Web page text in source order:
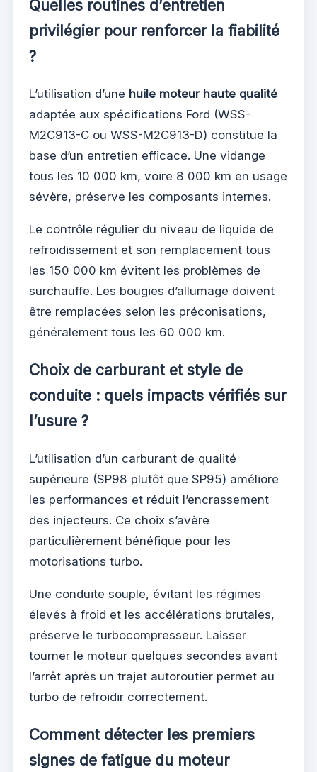
Quelles routines d’entretien
privilégier pour renforcer la fiabilité
?
L’utilisation d’une huile moteur haute qualité
adaptée aux spécifications Ford (WSS-
M2C913-C ou WSS-M2C913-D) constitue la
base d’un entretien efficace. Une vidange
tous les 10 000 km, voire 8 000 km en usage
sévère, préserve les composants internes.
Le contrôle régulier du niveau de liquide de
refroidissement et son remplacement tous
les 150 000 km évitent les problèmes de
surchauffe. Les bougies d’allumage doivent
être remplacées selon les préconisations,
généralement tous les 60 000 km.
Choix de carburant et style de
conduite : quels impacts vérifiés sur
l’usure ?
L’utilisation d’un carburant de qualité
supérieure (SP98 plutôt que SP95) améliore
les performances et réduit l’encrassement
des injecteurs. Ce choix s’avère
particulièrement bénéfique pour les
motorisations turbo.
Une conduite souple, évitant les régimes
élevés à froid et les accélérations brutales,
préserve le turbocompresseur. Laisser
tourner le moteur quelques secondes avant
l’arrêt après un trajet autoroutier permet au
turbo de refroidir correctement.
Comment détecter les premiers
signes de fatigue du moteur